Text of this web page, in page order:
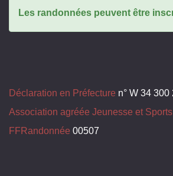
Les randonnées peuvent être
Déclaration en Préfecture n° W 34 300
Association agréée Jeunesse et Sports
FFRandonnée 00507